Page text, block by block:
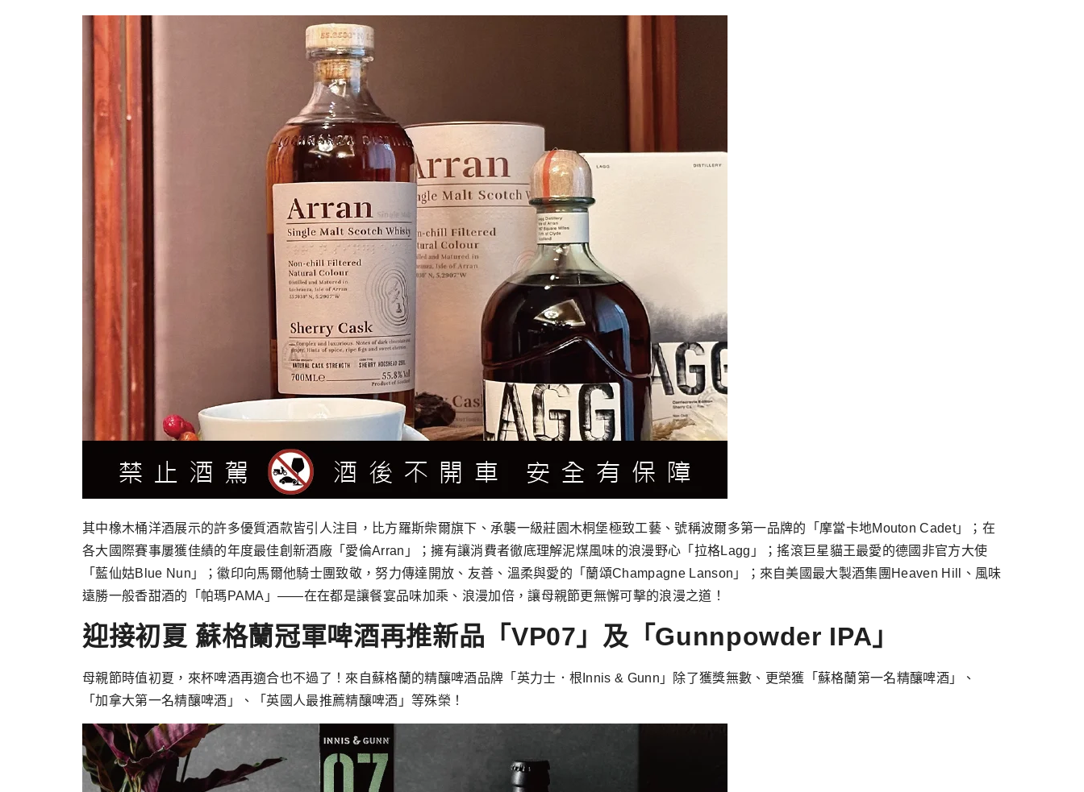
其中橡木桶洋酒展示的許多優質酒款皆引人注目，比方羅斯柴爾旗下、承襲一級莊園木桐堡極致工藝、號稱波爾多第一品牌的「摩當卡地Mouton Cadet」；在
各大國際賽事屢獲佳績的年度最佳創新酒廠「愛倫Arran」；擁有讓消費者徹底理解泥煤風味的浪漫野心「拉格Lagg」；搖滾巨星貓王最愛的德國非官方大使
「藍仙姑Blue Nun」；徽印向馬爾他騎士團致敬，努力傳達開放、友善、溫柔與愛的「蘭頌Champagne Lanson」；來自美國最大製酒集團Heaven Hill、風味
遠勝一般香甜酒的「帕瑪PAMA」——在在都是讓餐宴品味加乘、浪漫加倍，讓母親節更無懈可擊的浪漫之道！
迎接初夏 蘇格蘭冠軍啤酒再推新品「VP07」及「Gunnpowder IPA」
母親節時值初夏，來杯啤酒再適合也不過了！來自蘇格蘭的精釀啤酒品牌「英力士．根Innis & Gunn」除了獲獎無數、更榮獲「蘇格蘭第一名精釀啤酒」、
「加拿大第一名精釀啤酒」、「英國人最推薦精釀啤酒」等殊榮！